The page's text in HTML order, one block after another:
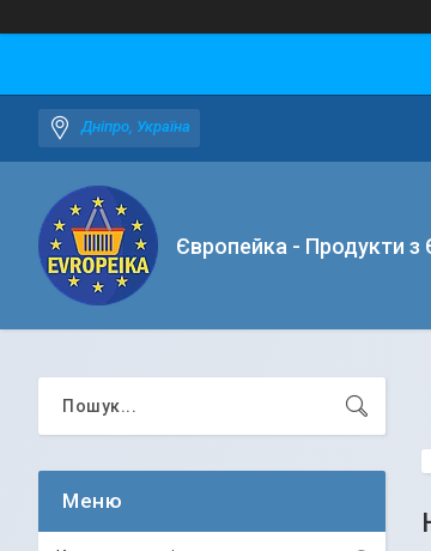
Дніпро, Україна
Європейка - Продукти з